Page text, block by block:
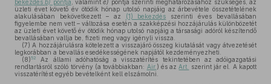
bekezdésb) pontja , valaminte) pontja szerinti meghatározásához szükséges, az
üzleti évet követő év ötödik hónap utolsó napjáig az árbevétele összetételének
alakulásában bekövetkezett – az
(1) bekezdés szerinti éves bevallásában
figyelembe nem vett – változása esetén a szakképzési hozzájárulás különbözetét
az üzleti évet követő év ötödik hónap utolsó napjáig a társasági adóról készítendő
bevallásában vallja be, fizeti meg vagy igényli vissza.
(7) A hozzájárulásra kötelezett a visszajáró összeg kiutalását vagy átvezetését
legkorábban a bevallás esedékességének napjától kezdeményezheti.
(8)52
Az állami adóhatóság a visszatérítés tekintetében az adóigazgatási
rendtartásról szóló törvény (a továbbiakban: Air. ) és az Art.
szerint jár el. A kapott
visszatérítést egyéb bevételként kell elszámolni.